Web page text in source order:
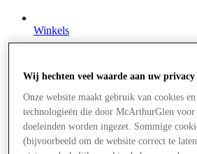
Winkels
Wij hechten veel waarde aan uw privacy
Onze website maakt gebruik van cookies
technologieën die door McArthurGlen voor
doeleinden worden ingezet. Sommige
(bijvoorbeeld om de website correct te